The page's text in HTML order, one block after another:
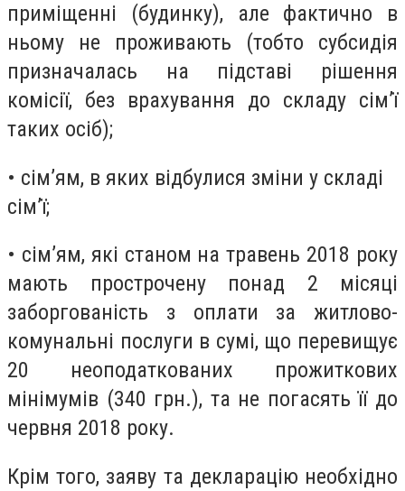
приміщенні (будинку), але фактично в
ньому не проживають (тобто субсидія
призначалась на підставі рішення
комісії, без врахування до складу сім’ї
таких осіб);
• сім’ям, в яких відбулися зміни у складі
сім’ї;
• сім’ям, які станом на травень 2018 року
мають прострочену понад 2 місяці
заборгованість з оплати за житлово-
комунальні послуги в сумі, що перевищує
20 неоподаткованих прожиткових
мінімумів (340 грн.), та не погасять її до
червня 2018 року.
Крім того, заяву та декларацію необхідно